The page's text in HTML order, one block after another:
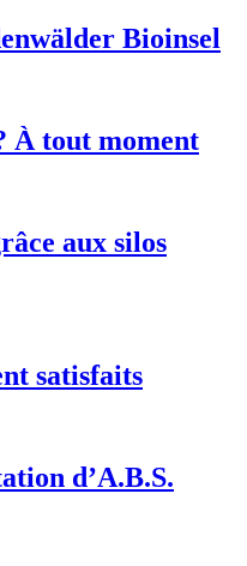
Bioinsel
À tout moment
aux silos
satisfaits
d’A.B.S.